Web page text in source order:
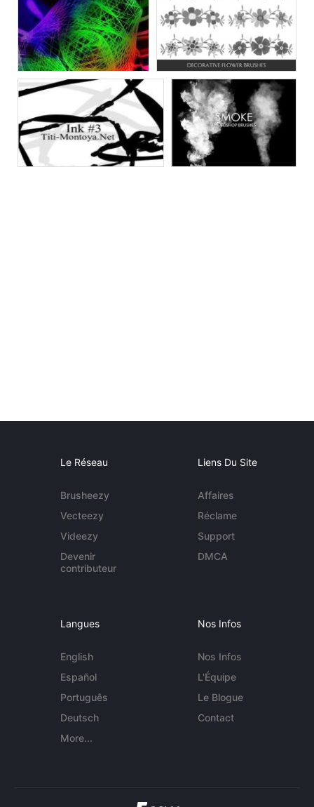
Le Réseau
Brusheezy
Vecteezy
Videezy
Devenir
contributeur
Liens Du Site
Affaires
Réclame
Support
DMCA
Langues
English
Español
Português
Deutsch
More...
Nos Infos
Nos Infos
L'Équipe
Le Blogue
Contact